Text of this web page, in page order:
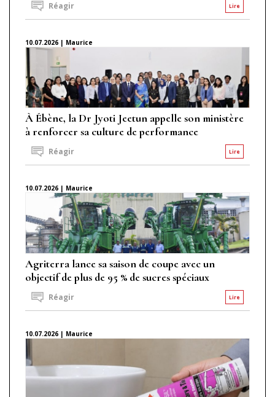
Lire
Réagir
10.07.2026 | Maurice
À Ébène, la Dr Jyoti Jeetun appelle son ministère
à renforcer sa culture de performance
Lire
Réagir
10.07.2026 | Maurice
Agriterra lance sa saison de coupe avec un
objectif de plus de 95 % de sucres spéciaux
Lire
Réagir
10.07.2026 | Maurice